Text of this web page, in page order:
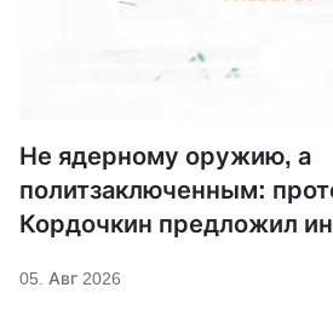
Не ядерному оружию, а
политзаключенным:
Кордочкин предложил
Саровского
05. Авг 2026